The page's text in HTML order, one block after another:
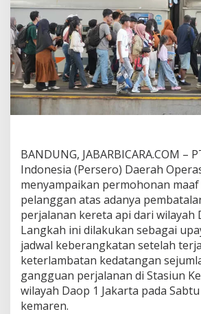
B
a
t
a
l
k
a
n
P
j
a
l
a
n
a
n
K
A
u
n
t
BANDUNG, JABARBICARA.COM –
Indonesia (Persero) Daerah
menyampaikan permohonan
pelanggan atas adanya
perjalanan kereta api dari wilayah
Langkah ini dilakukan sebagai
jadwal keberangkatan setelah
keterlambatan kedatangan
gangguan perjalanan di Stasiun
wilayah Daop 1 Jakarta pada
kemaren.